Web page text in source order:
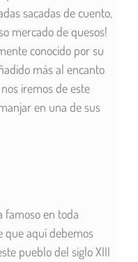
sacadas de cuento,
mercado de quesos!
conocido por su
más al encanto
iremos de este
en una de sus
famoso en toda
que aquí debemos
pueblo del siglo XIII